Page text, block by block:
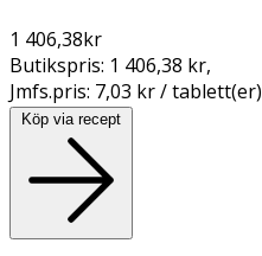
1 406,38kr
Butikspris: 1 406,38 kr,
Jmfs.pris: 7,03 kr / tablett(er)
Köp via recept